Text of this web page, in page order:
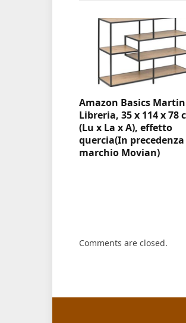
Amazon Basics Martin
Libreria, 35 x 114 x 78
(Lu x La x A), effetto
quercia(In precedenza
marchio Movian)
Comments are closed.